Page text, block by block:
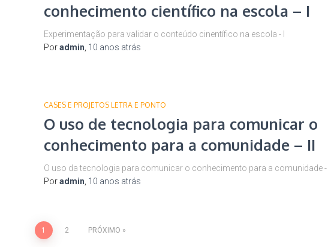
conhecimento científico na escola – I
Experimentação para validar o conteúdo cinentífico na escola - I
Poradmin 10 anos atrás
CASES E PROJETOS LETRA E PONTO
O uso de tecnologia para comunicar o
conhecimento para a comunidade – II
O uso da tecnologia para comunicar o conhecimento para a comunidade - II
Poradmin 10 anos atrás
1 2 PRÓXIMO